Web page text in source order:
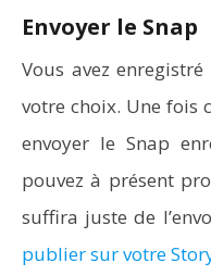
Envoyer le Snap
Vous avez
votre choix. Une fois
envoyer le Snap
pouvez à présent
suffira juste de
publier sur votre